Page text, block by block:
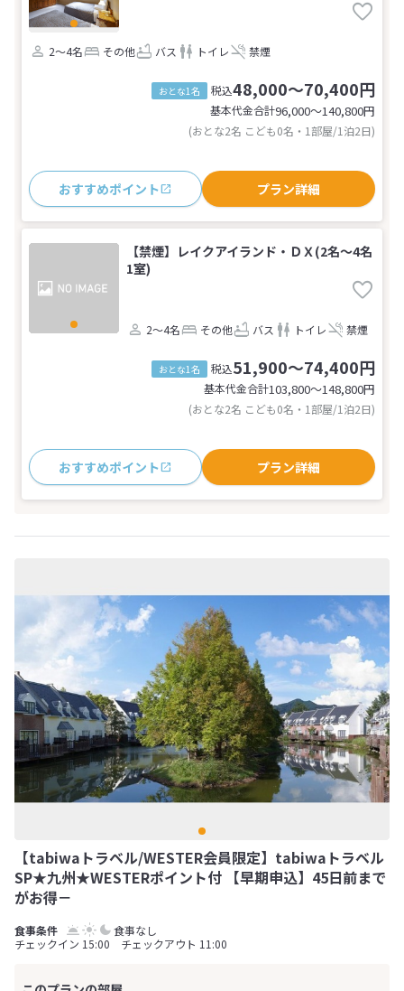
2～4名 その他 バス トイレ 禁煙
おとな1名 税込48,000～70,400円
基本代金合計96,000〜140,800円
(おとな2名 こども0名・1部屋/1泊2日)
おすすめポイント プラン詳細
【禁煙】レイクアイランド・ＤＸ(2名～4名
1室)
2～4名 その他 バス トイレ 禁煙
おとな1名 税込51,900～74,400円
基本代金合計103,800〜148,800円
(おとな2名 こども0名・1部屋/1泊2日)
おすすめポイント プラン詳細
【tabiwaトラベル/WESTER会員限定】tabiwaトラベル
SP★九州★WESTERポイント付 【早期申込】45日前まで
がお得－
食事なし
チェックイン 15:00 チェックアウト 11:00